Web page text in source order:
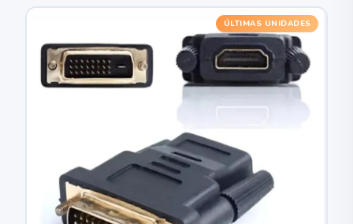
ÚLTIMAS UNIDADES